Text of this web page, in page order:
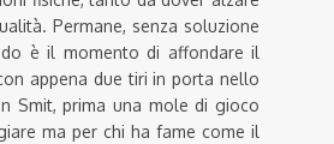
Permane, senza soluzione
è il momento di affondare il
appena due tiri in porta nello
Smit, prima una mole di gioco
ma per chi ha fame come il